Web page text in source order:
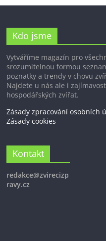
Kdo jsme
Vytváříme magazín pro
srozumitelnou formou
poznatky a trendy v chovu
Najdete u nás ale i
hospodářských zvířat.
Zásady zpracování osobních
Zásady cookies
Kontakt
redakce@zvirecizp
ravy.cz